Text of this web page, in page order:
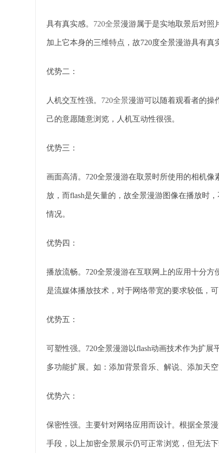
具有真实感。 720全景漫游属于是实地取景后对照
加上它本身的三维特点，故720度全景漫游具有
优势二：
人机交互性强。 720全景漫游可以随着观看者的操
己的意愿随意浏览，人机互动性很强。
优势三：
画面高清。720全景漫游在取景时所使用的相机
放，而flash是矢量的，故全景漫游图像在播放时
情况。
优势四：
播放流畅。720全景漫游在互联网上的应用十分
是流媒体播放技术，对于网络带宽的要求较低，
优势五：
可塑性强。720全景漫游以flash动画技术作为扩
多功能扩展。如：添加背景音乐、解说、添加天
优势六：
保密性强。主要针对网络应用而设计。根据全景
手段，以上加密全景展示仍可正常浏览，但无法